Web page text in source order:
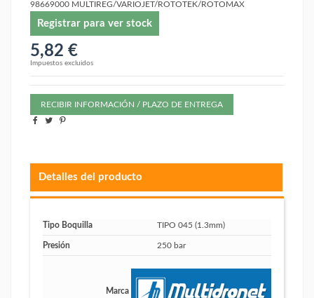
98669000 MULTIREG/VARIOJET/ROTOTEK/ROTOMAX
Registrar para ver stock
5,82 €
Impuestos excluidos
RECIBIR INFORMACIÓN / PLAZO DE ENTREGA
Detalles del producto
Tipo Boquilla TIPO 045 (1.3mm)
Presión 250 bar
Marca